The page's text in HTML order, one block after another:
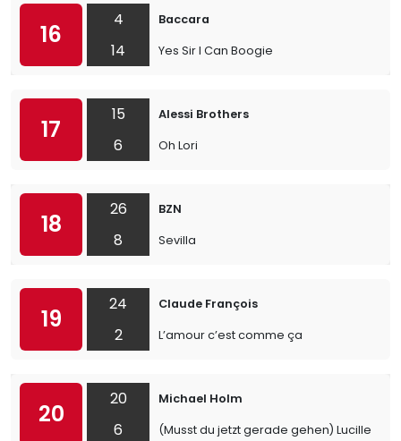
16
4
14
Baccara
Yes Sir I Can Boogie
17
15
6
Alessi Brothers
Oh Lori
18
26
8
BZN
Sevilla
19
24
2
Claude François
L’amour c’est comme ça
20
20
6
Michael Holm
(Musst du jetzt gerade gehen) Lucille